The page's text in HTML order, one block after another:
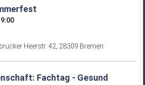
Heerstr. 42, 28309 Bremen
Fachtag - Gesund